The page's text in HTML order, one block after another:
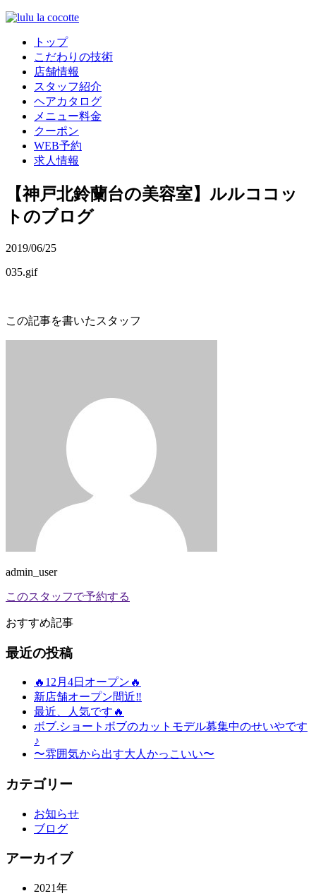
トップ
こだわりの技術
店舗情報
スタッフ紹介
ヘアカタログ
メニュー料金
クーポン
WEB予約
求人情報
【神戸北鈴蘭台の美容室】ルルココッ
トのブログ
2019/06/25
035.gif
この記事を書いたスタッフ
admin_user
このスタッフで予約する
おすすめ記事
最近の投稿
🔥12月4日オープン🔥
新店舗オープン間近‼️
最近、人気です🔥
ボブ.ショートボブのカットモデル募集中のせいやです
♪
〜雰囲気から出す大人かっこいい〜
カテゴリー
お知らせ
ブログ
アーカイブ
2021年